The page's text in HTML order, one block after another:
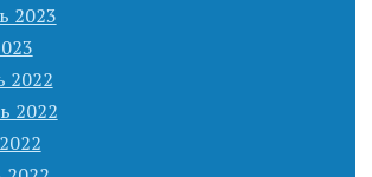
2023
2022
2022